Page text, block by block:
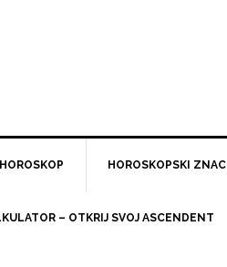
HOROSKOPSKI ZNACI
– OTKRIJ SVOJ ASCENDENT